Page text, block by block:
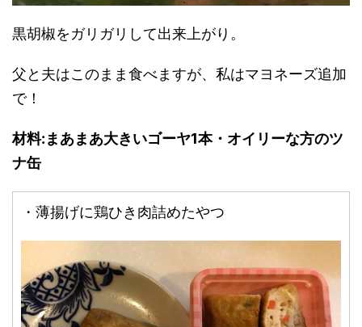
黒胡椒をガリガリして出来上がり。
父と夫はこのまま食べますが、私はマヨネーズ追加
で！
材料:まあまあ大きいゴーヤ1本・オイリーな方のツ
ナ缶
・薄揚げに鶏ひき肉詰めたやつ